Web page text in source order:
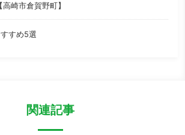
崎市倉賀野町】
すめ5選
関連記事